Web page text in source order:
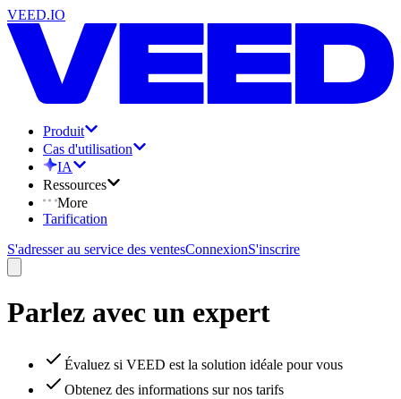
VEED.IO
Produit
Cas d'utilisation
IA
Ressources
More
Tarification
S'adresser au service des ventesConnexionS'inscrire
Parlez avec un expert
Évaluez si VEED est la solution idéale pour vous
Obtenez des informations sur nos tarifs